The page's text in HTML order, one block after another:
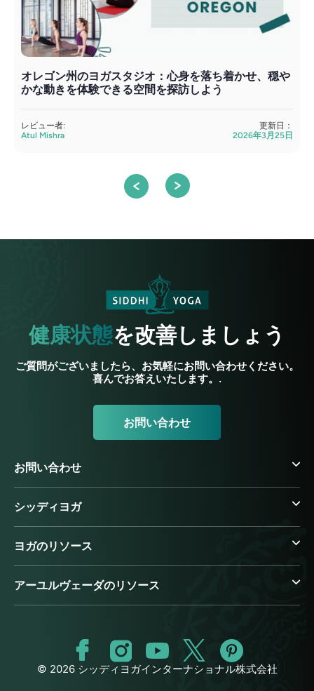
オレゴン州のヨガスタジオ：心身を落ち着かせ、穏や
かな動きを体験できる空間を探訪しよう
レビュー者:
Atul Mishra
更新日：
2026年3月25日
健康状態を改善しましょう
ご質問がございましたら、お気軽にお問い合わせください。
喜んでお答えいたします。.
お問い合わせ
お問い合わせ
シッディヨガ
ヨガのリソース
アーユルヴェーダのリソース
© 2026 シッディヨガインターナショナル株式会社